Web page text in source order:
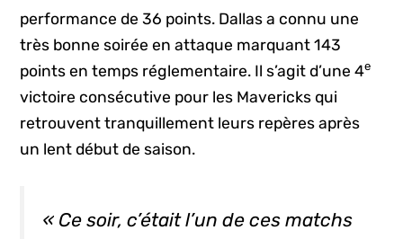
performance de 36 points. Dallas a connu une
très bonne soirée en attaque marquant 143
points en temps réglementaire. Il s’agit d’une 4e
victoire consécutive pour les Mavericks qui
retrouvent tranquillement leurs repères après
un lent début de saison.
« Ce soir, c’était l’un de ces matchs